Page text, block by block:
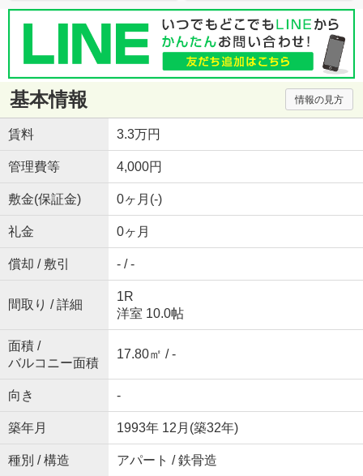
基本情報 情報の見方
賃料 3.3万円
管理費等 4,000円
敷金(保証金) 0ヶ月(-)
礼金 0ヶ月
償却 / 敷引 - / -
間取り / 詳細
1R
洋室 10.0帖
面積 /
バルコニー面積
17.80㎡ / -
向き -
築年月 1993年 12月(築32年)
種別 / 構造 アパート / 鉄骨造